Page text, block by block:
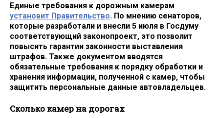
Единые требования к дорожным камерам
установит Правительство. По мнению сенаторов,
которые разработали и внесли 5 июля в Госдуму
соответствующий законопроект, это позволит
повысить гарантии законности выставления
штрафов. Также документом вводятся
обязательные требования к порядку обработки и
хранения информации, полученной с камер, чтобы
защитить персональные данные автовладельцев.
Сколько камер на дорогах